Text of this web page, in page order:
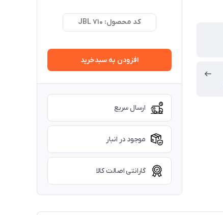
کد محصول: JBL 710
افزودن به سبدخرید
ارسال سریع
موجود در انبار
گارانتی اصالت کالا